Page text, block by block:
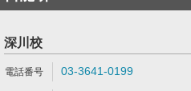
深川校
03-3641-0199